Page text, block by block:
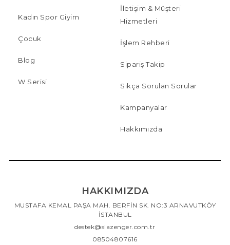
Kadın Spor Giyim
Çocuk
Blog
W Serisi
İletişim & Müşteri
Hizmetleri
İşlem Rehberi
Sipariş Takip
Sıkça Sorulan Sorular
Kampanyalar
Hakkımızda
HAKKIMIZDA
MUSTAFA KEMAL PAŞA MAH. BERFİN SK. NO:3 ARNAVUTKÖY
İSTANBUL
destek@slazenger.com.tr
08504807616